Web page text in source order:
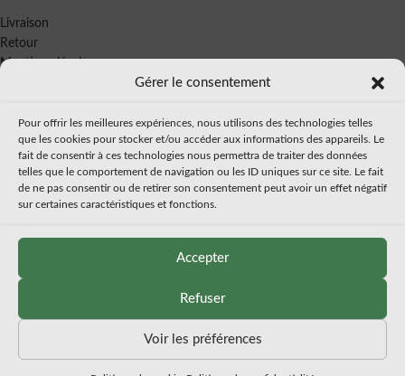
Gérer le consentement
Pour offrir les meilleures expériences, nous utilisons des technologies telles
que les cookies pour stocker et/ou accéder aux informations des appareils. Le
fait de consentir à ces technologies nous permettra de traiter des données
telles que le comportement de navigation ou les ID uniques sur ce site. Le fait
de ne pas consentir ou de retirer son consentement peut avoir un effet négatif
sur certaines caractéristiques et fonctions.
Accepter
Refuser
Voir les préférences
Livraison
Retour
Mentions légales
Politique de confidentialité
À PROPOS
Mon histoire
| Tous droits réservés | Fait par